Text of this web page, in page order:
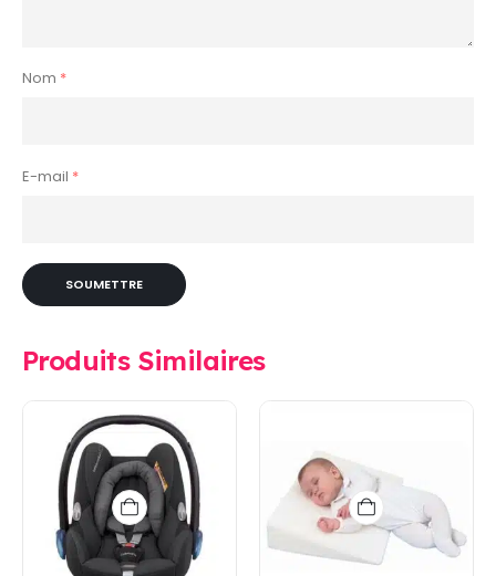
Nom *
E-mail *
Produits Similaires